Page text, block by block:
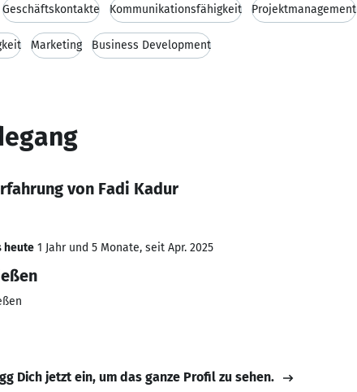
Geschäftskontakte Kommunikationsfähigkeit Projektmanagement
Marketing Business Development
von Fadi Kadur
heute 1 Jahr und 5 Monate, seit Apr. 2025
Dich jetzt ein, um das ganze Profil zu sehen.